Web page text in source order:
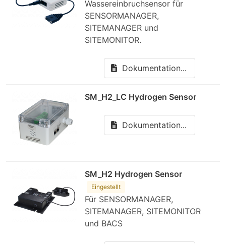
Wassereinbruchsensor für
SENSORMANAGER,
SITEMANAGER und
SITEMONITOR.
Dokumentation...
SM_H2_LC Hydrogen Sensor
Dokumentation...
SM_H2 Hydrogen Sensor
Eingestellt
Für SENSORMANAGER,
SITEMANAGER, SITEMONITOR
und BACS